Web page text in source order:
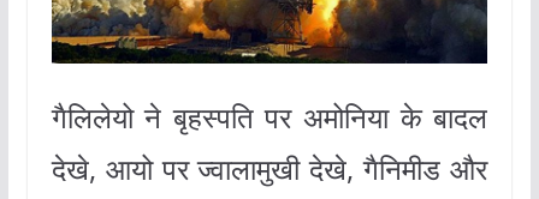
गैलिलेयो ने बृहस्पति पर अमोनिया के बादल
देखे, आयो पर ज्वालामुखी देखे, गैनिमीड और